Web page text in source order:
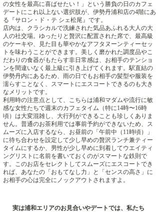
の女性を最高に喜ばせたい！」という勝負の日のカフェ
デートにこれ以上ない選択肢が、伊勢丹浦和店の4階にあ
る『サロン・ド・テ シェ松尾』です。
店内は、クラシカルで洗練された気品あふれる大人の大
人の社交場。ゆったりと贅沢に配置された席で、最高級
のケーキや、見た目も華やかなアフタヌーンティーセッ
トを味わうことができます。美しく磨かれた調度品やこ
だわりの食器がもたらす非日常感は、お相手のテンショ
ンを間違いなく最上級に引き上げてくれます。駅直結の
伊勢丹内にあるため、雨の日でもお相手の髪型や服装を
濡らすことなく、スマートにエスコートできるのも大き
なメリットです。
利用時の注意点として、こちらは浦和マダムや流行に敏
感な女性たちで週末のカフェタイム（特に14時〜16時
頃）は大変混雑し、大行列ができることも珍しくありま
せん。普通のお茶利用では事前予約ができないため、ス
ムーズに入店するなら、お昼前の「午前中（11時頃）」
に待ち合わせを設定して少し早めの贅沢ランチ兼ティー
タイムにするか、男性が少し早めに到着してウエイティ
ングリストに名前を書いておくのがスマートな鉄則で
す。このお店をセレクトしてスムーズにエスコートでき
れば、あなたの「おもてなし力」と「センスの高さ」に
お相手の心は完全にノックアウトされますよ。
実は浦和エリアのお見合いやデートでは、私たち